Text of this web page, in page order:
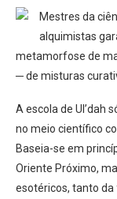
Mestres da
alquimistas
metamorfose de
─ de misturas
A escola de Ul’dah
no meio científico
Baseia-se em
Oriente Próximo,
esotéricos, tanto